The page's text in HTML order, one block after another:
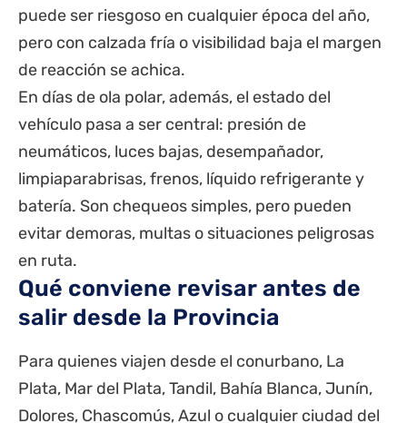
puede ser riesgoso en cualquier época del año,
pero con calzada fría o visibilidad baja el margen
de reacción se achica.
En días de ola polar, además, el estado del
vehículo pasa a ser central: presión de
neumáticos, luces bajas, desempañador,
limpiaparabrisas, frenos, líquido refrigerante y
batería. Son chequeos simples, pero pueden
evitar demoras, multas o situaciones peligrosas
en ruta.
Qué conviene revisar antes de
salir desde la Provincia
Para quienes viajen desde el conurbano, La
Plata, Mar del Plata, Tandil, Bahía Blanca, Junín,
Dolores, Chascomús, Azul o cualquier ciudad del